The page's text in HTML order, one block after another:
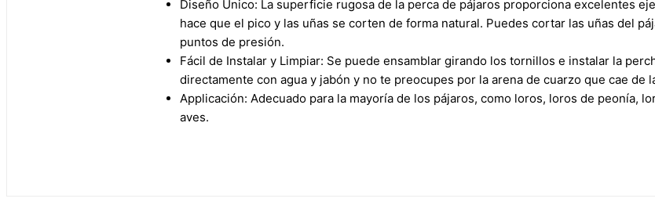
Diseño Único: La superficie rugosa de la perca de pájaros proporciona excelentes
hace que el pico y las uñas se corten de forma natural. Puedes cortar las uñas del
puntos de presión.
Fácil de Instalar y Limpiar: Se puede ensamblar girando los tornillos e instalar la
directamente con agua y jabón y no te preocupes por la arena de cuarzo que cae de
Applicación: Adecuado para la mayoría de los pájaros, como loros, loros de peonía,
aves.